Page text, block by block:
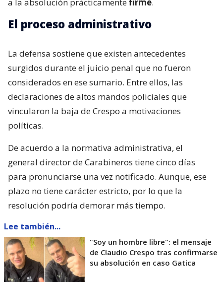
a la absolución prácticamentefirme.
El proceso administrativo
La defensa sostiene que existen antecedentes
surgidos durante el juicio penal que no fueron
considerados en ese sumario. Entre ellos, las
declaraciones de altos mandos policiales que
vincularon la baja de Crespo a motivaciones
políticas.
De acuerdo a la normativa administrativa, el
general director de Carabineros tiene cinco días
para pronunciarse una vez notificado. Aunque, ese
plazo no tiene carácter estricto, por lo que la
resolución podría demorar más tiempo.
Lee también...
"Soy un hombre libre": el mensaje
de Claudio Crespo tras confirmarse
su absolución en caso Gatica